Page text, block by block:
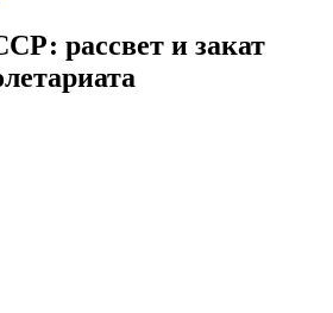
рассвет и закат